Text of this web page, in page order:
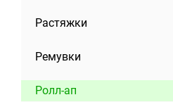
Растяжки
Ремувки
Ролл-ап